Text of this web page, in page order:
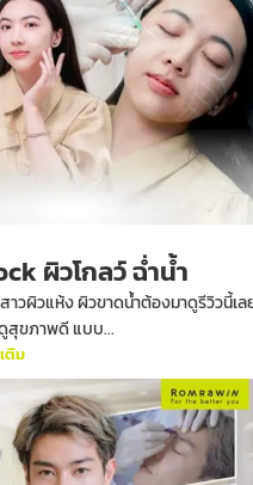
ผิวโกลว์ ฉ่ำน้ำ
าวผิวแห้ง ผิวขาดน้ำต้องมาดูรีวิวนี้เล
สุขภาพดี แบบ...
ติม